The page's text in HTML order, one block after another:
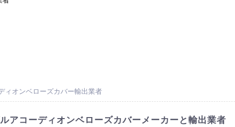
ィオンベローズカバー輸出業者
アコーディオンベローズカバーメーカーと輸出業者